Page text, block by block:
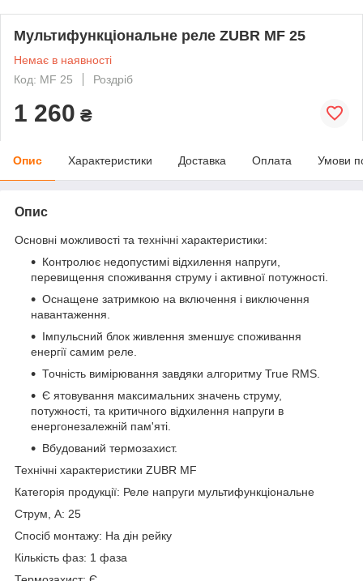
Мультифункціональне реле ZUBR MF 25
Немає в наявності
Код: MF 25
Роздріб
1 260 ₴
Опис Характеристики Доставка Оплата Умови
Опис
Основні можливості та технічні характеристики:
Контролює недопустимі відхилення напруги,
перевищення споживання струму і активної потужності.
Оснащене затримкою на включення і виключення
навантаження.
Імпульсний блок живлення зменшує споживання
енергії самим реле.
Точність вимірювання завдяки алгоритму True RMS.
Є ятовування максимальних значень струму,
потужності, та критичного відхилення напруги в
енергонезалежній пам'яті.
Вбудований термозахист.
Технічні характеристики ZUBR MF
Категорія продукції: Реле напруги мультифункціональне
Струм, А: 25
Спосіб монтажу: На дін рейку
Кількість фаз: 1 фаза